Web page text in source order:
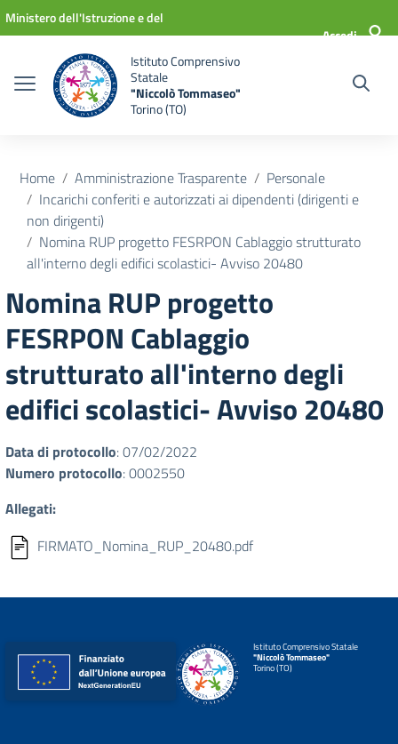
Vai ai contenuti
Vai al menu di navigazione
Vai al footer
Ministero dell'Istruzione e del
Accedi
Istituto Comprensivo
Statale
"Niccolò Tommaseo"
Torino (TO)
Home Amministrazione Trasparente
Personale
Incarichi conferiti e autorizzati ai dipendenti (dirigenti e
non dirigenti)
Nomina RUP progetto FESRPON Cablaggio strutturato
all'interno degli edifici scolastici- Avviso 20480
Nomina RUP progetto
FESRPON Cablaggio
strutturato all'interno degli
edifici scolastici- Avviso 20480
Data di protocollo: 07/02/2022
Numero protocollo: 0002550
Allegati:
FIRMATO_Nomina_RUP_20480.pdf
Istituto Comprensivo Statale
"Niccolò Tommaseo"
Torino (TO)